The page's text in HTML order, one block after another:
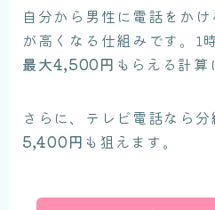
自分から男性に電話をか
が高くなる仕組みです。1
最大4,500円 もらえる計算
さらに、テレビ電話なら
5,400円 も狙えます。